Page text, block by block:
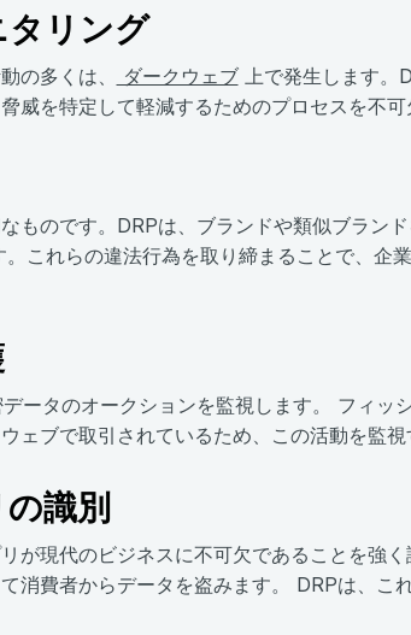
リング
の多くは、 ダークウェブ上で発生します。
威を特定して軽減するためのプロセスを不可
ものです。DRPは、ブランドや類似ブラン
これらの違法行為を取り締まることで、企
ータのオークションを監視します。 フィッ
ェブで取引されているため、この活動を監視
識別
が現代のビジネスに不可欠であることを強
消費者からデータを盗みます。 DRPは、こ